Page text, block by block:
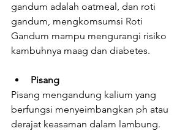
gandum adalah oatmeal, dan roti
gandum, mengkomsumsi Roti
Gandum mampu mengurangi risiko
kambuhnya maag dan diabetes.
Pisang
Pisang mengandung kalium yang
berfungsi menyeimbangkan ph atau
derajat keasaman dalam lambung.